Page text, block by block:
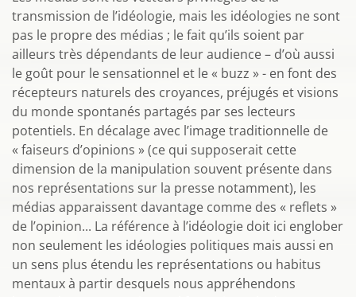
transmission de l’idéologie, mais les idéologies ne sont
pas le propre des médias ; le fait qu’ils soient par
ailleurs très dépendants de leur audience – d’où aussi
le goût pour le sensationnel et le « buzz » - en font des
récepteurs naturels des croyances, préjugés et visions
du monde spontanés partagés par ses lecteurs
potentiels. En décalage avec l’image traditionnelle de
« faiseurs d’opinions » (ce qui supposerait cette
dimension de la manipulation souvent présente dans
nos représentations sur la presse notamment), les
médias apparaissent davantage comme des « reflets »
de l’opinion... La référence à l’idéologie doit ici englober
non seulement les idéologies politiques mais aussi en
un sens plus étendu les représentations ou habitus
mentaux à partir desquels nous appréhendons